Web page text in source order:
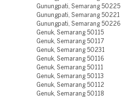
Gunungpati, Semarang 50225
Gunungpati, Semarang 50221
Gunungpati, Semarang 50226
Genuk, Semarang 50115
Genuk, Semarang 50117
Genuk, Semarang 50231
Genuk, Semarang 50116
Genuk, Semarang 50111
Genuk, Semarang 50113
Genuk, Semarang 50112
Genuk, Semarang 50118